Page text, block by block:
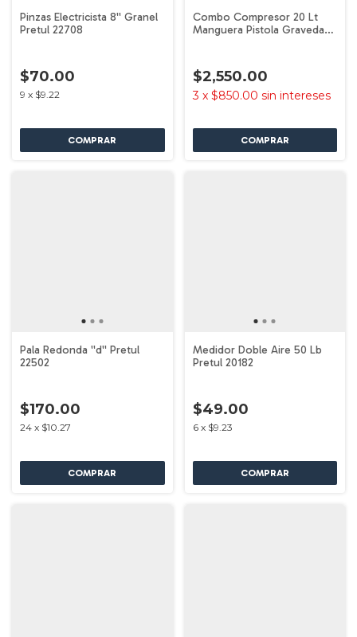
Pinzas Electricista 8'' Granel
Pretul 22708
$70.00
9 x $9.22
Combo Compresor 20 Lt
Manguera Pistola Gravedad
$2,550.00
3 x $850.00 sin intereses
Pala Redonda ''d'' Pretul
22502
$170.00
24 x $10.27
Medidor Doble Aire 50 Lb
Pretul 20182
$49.00
6 x $9.23